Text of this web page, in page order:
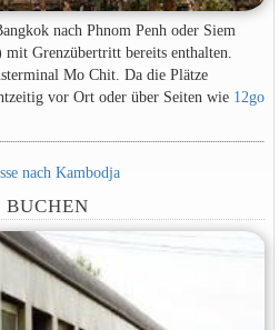
nach Phnom Penh oder Siem
Grenzübertritt bereits enthalten.
Mo Chit. Da die Plätze
vor Ort oder über Seiten wie 12go
nach Kambodja